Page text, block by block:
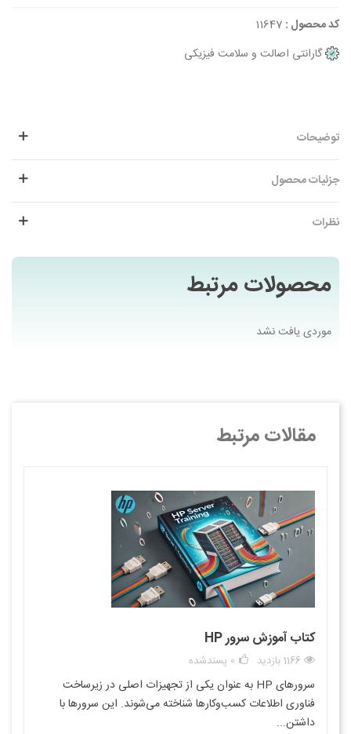
کد محصول : 11647
گارانتی اصالت و سلامت فیزیکی
توضیحات
جزئیات محصول
نظرات
محصولات مرتبط
موردی یافت نشد
مقالات مرتبط
کتاب آموزش سرور HP
1166 بازدید 0 پسندشده
سرورهای HP به عنوان یکی از تجهیزات اصلی در زیرساخت
فناوری اطلاعات کسب‌وکارها شناخته می‌شوند. این سرورها با
داشتن...